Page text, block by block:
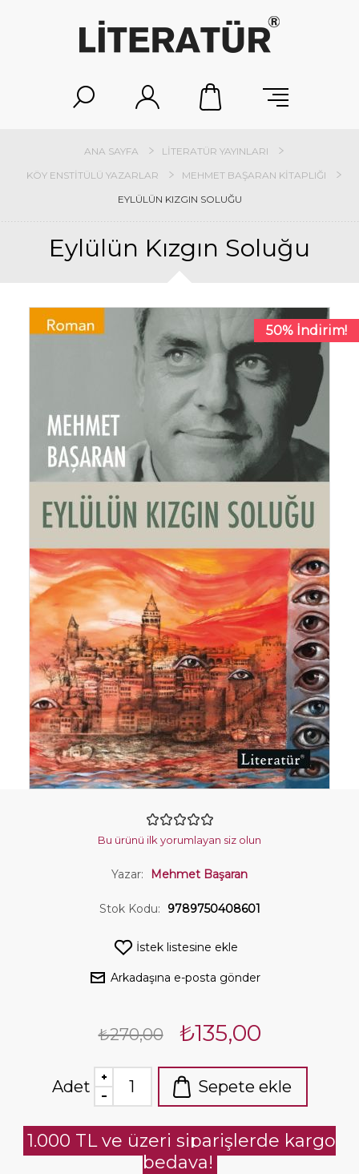
ANA SAYFA
LITERATÜR YAYINLARI
KÖY ENSTITÜLÜ YAZARLAR
MEHMET BAŞARAN KITAPLIĞI
EYLÜLÜN KIZGIN SOLUĞU
Eylülün Kızgın Soluğu
50% İndirim!
Bu ürünü ilk yorumlayan siz olun
Yazar: Mehmet Başaran
Stok Kodu: 9789750408601
İstek listesine ekle
Arkadaşına e-posta gönder
₺270,00 ₺135,00
Adet Sepete ekle
1.000 TL ve üzeri siparişlerde kargo
bedava!